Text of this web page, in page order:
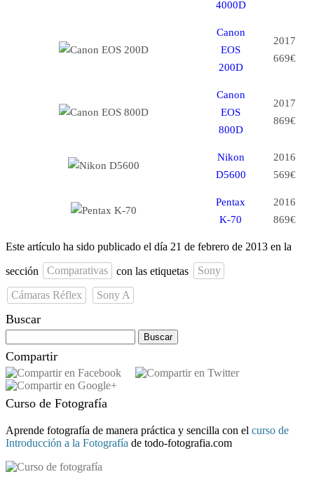
4000D
Canon
EOS
200D
2017
669€
Canon
EOS
800D
2017
869€
Nikon
D5600
2016
569€
Pentax
K-70
2016
869€
Este artículo ha sido publicado el día 21 de febrero de 2013 en la
sección Comparativas con las etiquetas Sony
Cámaras Réflex Sony A
Buscar
Compartir
Curso de Fotografía
Aprende fotografía de manera práctica y sencilla con el curso de
Introducción a la Fotografía de todo-fotografia.com